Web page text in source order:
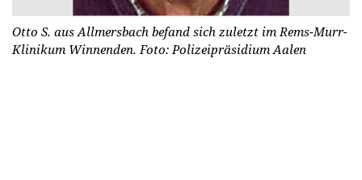
Otto S. aus Allmersbach befand sich zuletzt im Rems-Murr-
Klinikum Winnenden. Foto: Polizeipräsidium Aalen